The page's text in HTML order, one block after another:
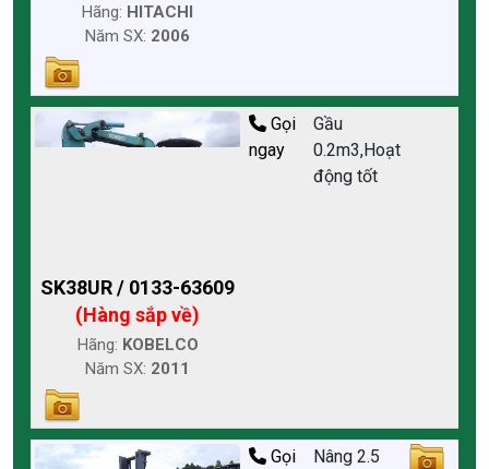
Hãng: HITACHI
Năm SX: 2006
SK38UR / 0133-63609
(Hàng sắp về)
Hãng: KOBELCO
Năm SX: 2011
Gọi
ngay
Gầu
0.2m3,Hoạt
động tốt
Gọi
Nâng 2.5